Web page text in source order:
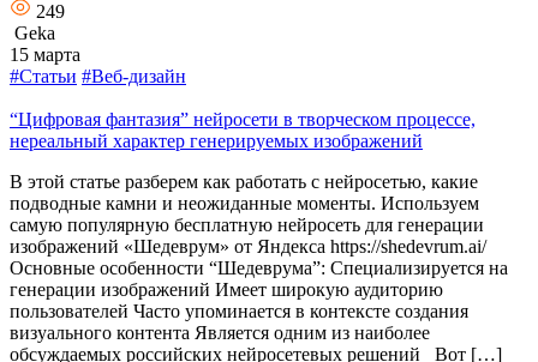
249
Geka
15 марта
#Статьи #Веб-дизайн
“Цифровая фантазия” нейросети в творческом процессе,
нереальный характер генерируемых изображений
В этой статье разберем как работать с нейросетью, какие
подводные камни и неожиданные моменты. Используем
самую популярную бесплатную нейросеть для генерации
изображений «Шедеврум» от Яндекса https://shedevrum.ai/
Основные особенности “Шедеврума”: Специализируется на
генерации изображений Имеет широкую аудиторию
пользователей Часто упоминается в контексте создания
визуального контента Является одним из наиболее
обсуждаемых российских нейросетевых решений Вот […]